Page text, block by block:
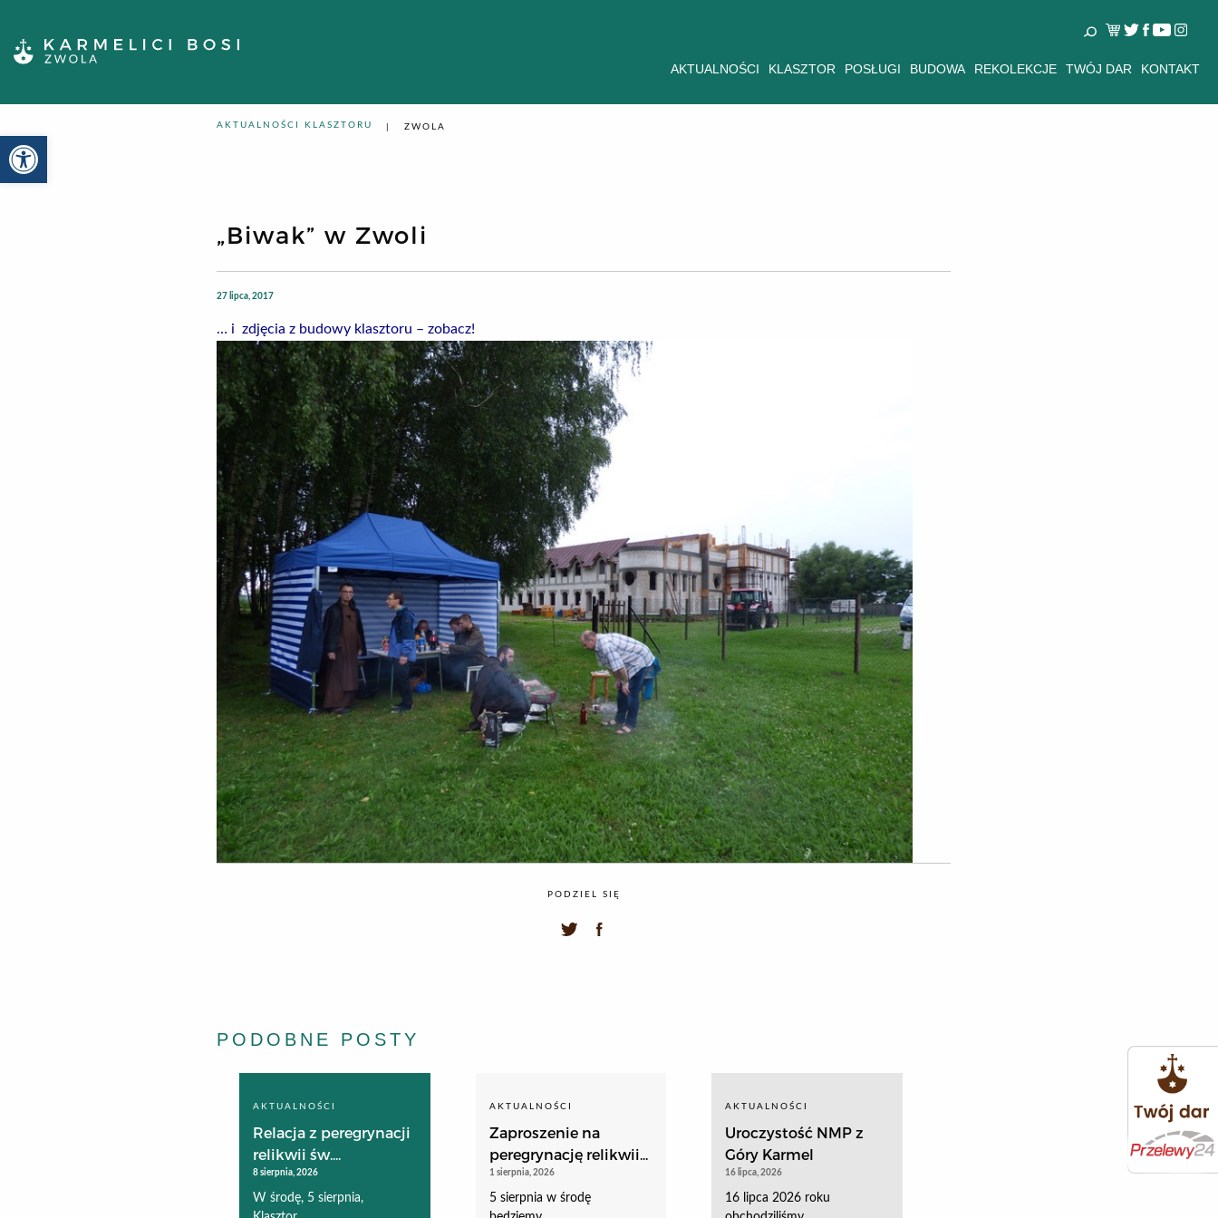
Otwórz pasek narzędzi
AKTUALNOŚCI KLASZTOR POSŁUGI BUDOWA REKOLEKCJE TWÓJ DAR KONTAKT
AKTUALNOŚCI KLASZTORU ZWOLA
„Biwak” w Zwoli
27 lipca, 2017
… i zdjęcia z budowy klasztoru – zobacz!
PODZIEL SIĘ
PODOBNE POSTY
AKTUALNOŚCI
Relacja z peregrynacji
relikwii św....
8 sierpnia, 2026
W środę, 5 sierpnia,
AKTUALNOŚCI
Zaproszenie na
peregrynację relikwii...
1 sierpnia, 2026
5 sierpnia w środę
AKTUALNOŚCI
Uroczystość NMP z
Góry Karmel
16 lipca, 2026
16 lipca 2026 roku